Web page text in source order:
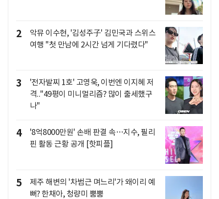
2
악뮤 이수현, '김성주子' 김민국과 스위스
여행 "첫 만남에 2시간 넘게 기다렸다"
3
'전자발찌 1호' 고영욱, 이번엔 이지혜 저
격.."49평이 미니멀리즘? 많이 출세했구
나"
4
'8억8000만원' 손배 판결 속…지수, 필리
핀 활동 근황 공개 [핫피플]
5
제주 해변의 '차범근 며느리'가 왜이리 예
뻐? 한채아, 청량미 뿜뿜